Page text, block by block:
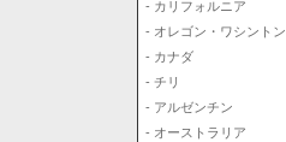
- カリフォルニア
- オレゴン・ワシントン
- カナダ
- チリ
- アルゼンチン
- オーストラリア